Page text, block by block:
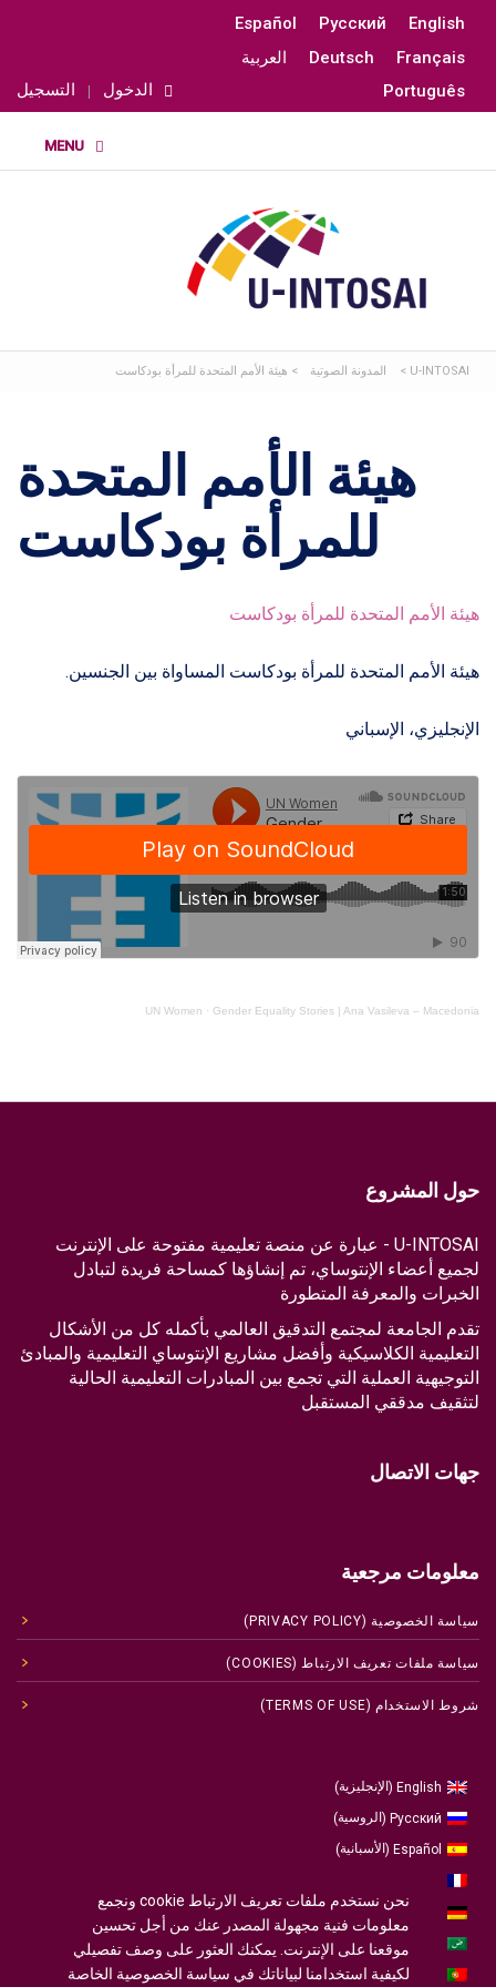
English
Русский
Español
Français
Deutsch
العربية
Português
الدخول التسجيل
U-INTOSAI
> المدونة الصوتية > هيئة الأمم المتحدة للمرأة بودكاست
هيئة الأمم المتحدة
للمرأة بودكاست
هيئة الأمم المتحدة للمرأة بودكاست
هيئة الأمم المتحدة للمرأة بودكاست المساواة بين الجنسين.
الإنجليزي، الإسباني
UN Women · Gender Equality Stories | Ana Vasileva – Macedonia
حول المشروع
U-INTOSAI - عبارة عن منصة تعليمية مفتوحة على الإنترنت
لجميع أعضاء الإنتوساي، تم إنشاؤها كمساحة فريدة لتبادل
الخبرات والمعرفة المتطورة
تقدم الجامعة لمجتمع التدقيق العالمي بأكمله كل من الأشكال
التعليمية الكلاسيكية وأفضل مشاريع الإنتوساي التعليمية والمبادئ
التوجيهية العملية التي تجمع بين المبادرات التعليمية الحالية
لتثقيف مدققي المستقبل
جهات الاتصال
معلومات مرجعية
سياسة الخصوصية (PRIVACY POLICY)
سياسة ملفات تعريف الارتباط (COOKIES)
شروط الاستخدام (TERMS OF USE)
English
(الإنجليزية)
Русский
(الروسية)
Español
(الأسبانية)
Deutsch
( الألمانية
Português
( البرتغالية ، البرتغال)
نحن نستخدم ملفات تعريف الارتباط cookie ونجمع
معلومات فنية مجهولة المصدر عنك من أجل تحسين
موقعنا على الإنترنت. يمكنك العثور على وصف تفصيلي
لكيفية استخدامنا لبياناتك في سياسة الخصوصية الخاصة